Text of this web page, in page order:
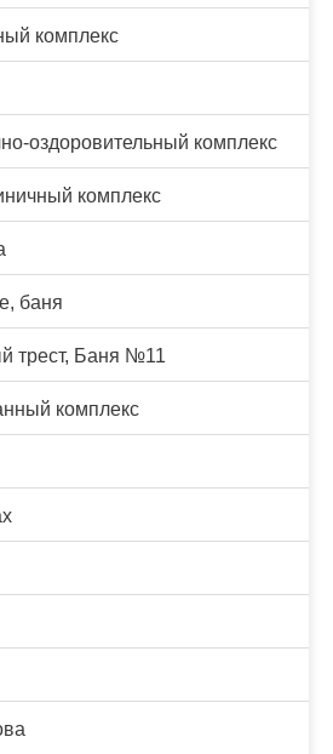
комплекс
оздоровительный комплекс
комплекс
баня
трест, Баня №11
комплекс